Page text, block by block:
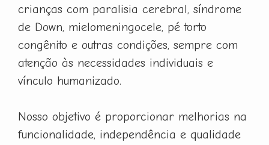
crianças com paralisia cerebral, síndrome
de Down, mielomeningocele, pé torto
congênito e outras condições, sempre com
atenção às necessidades individuais e
vínculo humanizado.
Nosso objetivo é proporcionar melhorias na
funcionalidade, independência e qualidade